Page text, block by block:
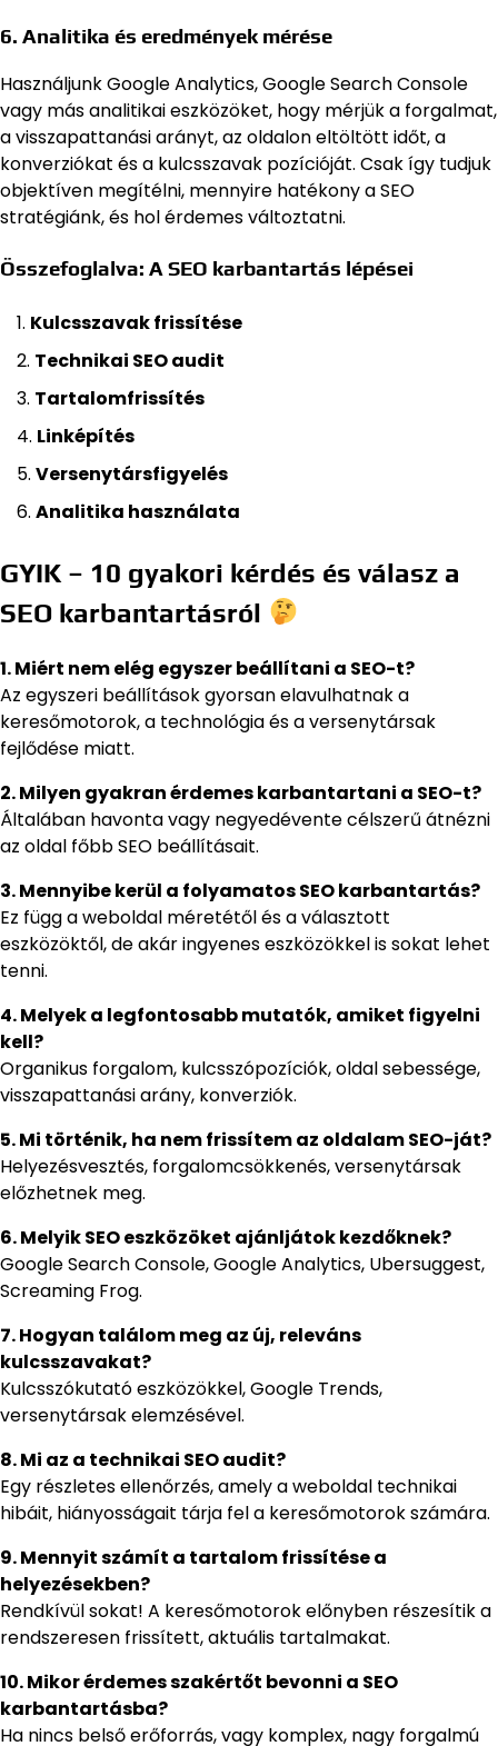
6. Analitika és eredmények mérése
Használjunk Google Analytics, Google Search Console
vagy más analitikai eszközöket, hogy mérjük a forgalmat,
a visszapattanási arányt, az oldalon eltöltött időt, a
konverziókat és a kulcsszavak pozícióját. Csak így tudjuk
objektíven megítélni, mennyire hatékony a SEO
stratégiánk, és hol érdemes változtatni.
Összefoglalva: A SEO karbantartás lépései
Kulcsszavak frissítése
Technikai SEO audit
Tartalomfrissítés
Linképítés
Versenytársfigyelés
Analitika használata
GYIK – 10 gyakori kérdés és válasz a
SEO karbantartásról
1. Miért nem elég egyszer beállítani a SEO-t?
Az egyszeri beállítások gyorsan elavulhatnak a
keresőmotorok, a technológia és a versenytársak
fejlődése miatt.
2. Milyen gyakran érdemes karbantartani a SEO-t?
Általában havonta vagy negyedévente célszerű átnézni
az oldal főbb SEO beállításait.
3. Mennyibe kerül a folyamatos SEO karbantartás?
Ez függ a weboldal méretétől és a választott
eszközöktől, de akár ingyenes eszközökkel is sokat lehet
tenni.
4. Melyek a legfontosabb mutatók, amiket figyelni
kell?
Organikus forgalom, kulcsszópozíciók, oldal sebessége,
visszapattanási arány, konverziók.
5. Mi történik, ha nem frissítem az oldalam SEO-ját?
Helyezésvesztés, forgalomcsökkenés, versenytársak
előzhetnek meg.
6. Melyik SEO eszközöket ajánljátok kezdőknek?
Google Search Console, Google Analytics, Ubersuggest,
Screaming Frog.
7. Hogyan találom meg az új, releváns
kulcsszavakat?
Kulcsszókutató eszközökkel, Google Trends,
versenytársak elemzésével.
8. Mi az a technikai SEO audit?
Egy részletes ellenőrzés, amely a weboldal technikai
hibáit, hiányosságait tárja fel a keresőmotorok számára.
9. Mennyit számít a tartalom frissítése a
helyezésekben?
Rendkívül sokat! A keresőmotorok előnyben részesítik a
rendszeresen frissített, aktuális tartalmakat.
10. Mikor érdemes szakértőt bevonni a SEO
karbantartásba?
Ha nincs belső erőforrás, vagy komplex, nagy forgalmú